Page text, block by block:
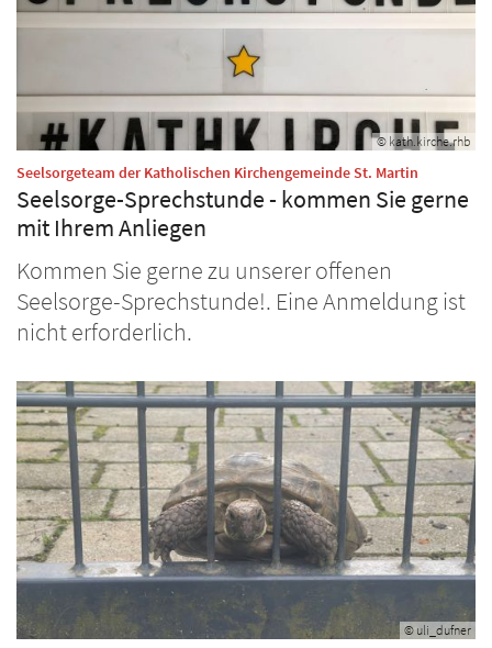
© kath.kirche.rhb
Seelsorgeteam der Katholischen Kirchengemeinde St. Martin
Seelsorge-Sprechstunde - kommen Sie gerne
mit Ihrem Anliegen
Kommen Sie gerne zu unserer offenen
Seelsorge-Sprechstunde!. Eine Anmeldung ist
nicht erforderlich.
© uli_dufner